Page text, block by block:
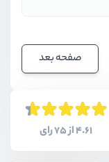
صفحه بعد
4.61 از 75 رای